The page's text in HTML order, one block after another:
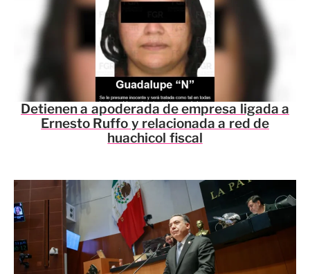
Detienen a apoderada de empresa ligada a
Ernesto Ruffo y relacionada a red de
huachicol fiscal